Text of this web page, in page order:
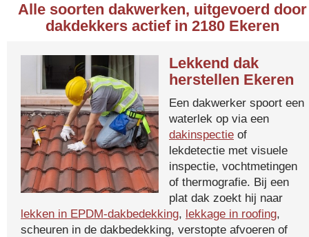
Alle soorten dakwerken, uitgevoerd door
dakdekkers actief in 2180 Ekeren
Lekkend dak
herstellen Ekeren
Een dakwerker spoort een
waterlek op via een
dakinspectie of
lekdetectie met visuele
inspectie, vochtmetingen
of thermografie. Bij een
plat dak zoekt hij naar
lekken in EPDM-dakbedekking, lekkage in roofing,
scheuren in de dakbedekking, verstopte afvoeren of